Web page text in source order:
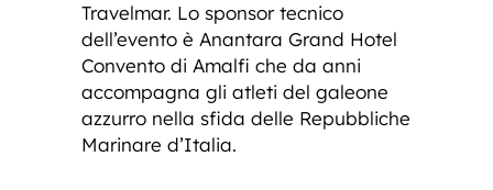
Travelmar. Lo sponsor tecnico
dell’evento è Anantara Grand Hotel
Convento di Amalfi che da anni
accompagna gli atleti del galeone
azzurro nella sfida delle Repubbliche
Marinare d’Italia.